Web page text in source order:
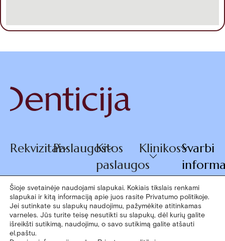
RekvizitaiPaslaugosKitos
paslaugos
KlinikosSvarbi
© 2026
Denticija
+370 660
07770
Šioje svetainėje naudojami slapukai. Kokiais tikslais renkami
slapukai ir kitą informaciją apie juos rasite Privatumo politikoje.
Jei sutinkate su slapukų naudojimu, pažymėkite atitinkamas
varneles. Jūs turite teisę nesutikti su slapukų, dėl kurių galite
išreikšti sutikimą, naudojimu, o savo sutikimą galite atšauti
el.paštu.